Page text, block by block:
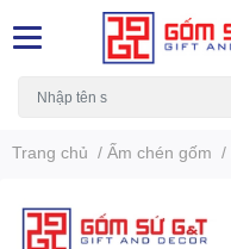
Trang chủ / Ấm chén gốm /